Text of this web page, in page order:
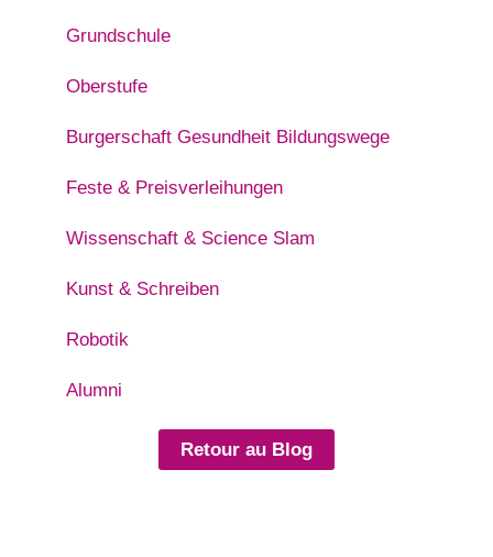
Grundschule
Oberstufe
Burgerschaft Gesundheit Bildungswege
Feste & Preisverleihungen
Wissenschaft & Science Slam
Kunst & Schreiben
Robotik
Alumni
Retour au Blog